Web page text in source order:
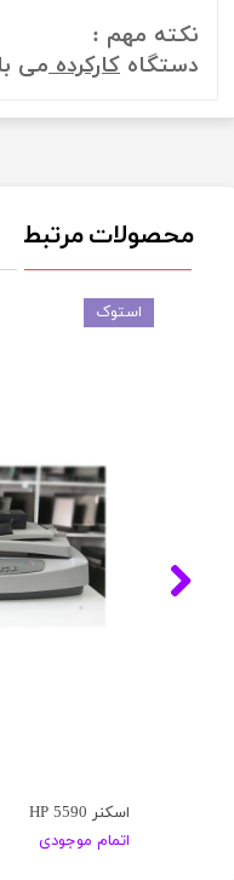
نکته مهم :
دستگاه کارکردهمی
محصولات مرتبط
اسکنر HP 5590
اتمام موجودی
استوک